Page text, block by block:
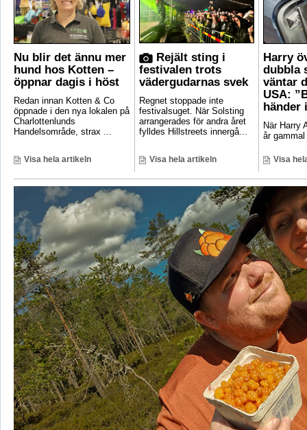
Nu blir det ännu mer
hund hos Kotten –
öppnar dagis i höst
Redan innan Kotten & Co
öppnade i den nya lokalen på
Charlottenlunds
Handelsområde, strax ...
Visa hela artikeln
Rejält sting i
festivalen trots
vädergudarnas svek
Regnet stoppade inte
festivalsuget. När Solsting
arrangerades för andra året
fylldes Hillstreets innergå...
Visa hela artikeln
Harry
dubbla
väntar
USA:
händer
När Harry
år
Visa